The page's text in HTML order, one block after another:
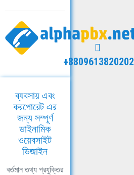
+8809613820202
ব্যবসায় এবং
করপোরেট এর
জন্য সম্পূর্ণ
ডাইনামিক
ওয়েবসাইট
ডিজাইন
বর্তমান তথ্য প্রযুক্তির